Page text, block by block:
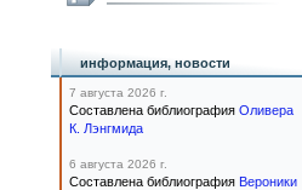
информация, новости
7 августа 2026 г.
Составлена библиография Оливера
К. Лэнгмида
6 августа 2026 г.
Составлена библиография Вероники